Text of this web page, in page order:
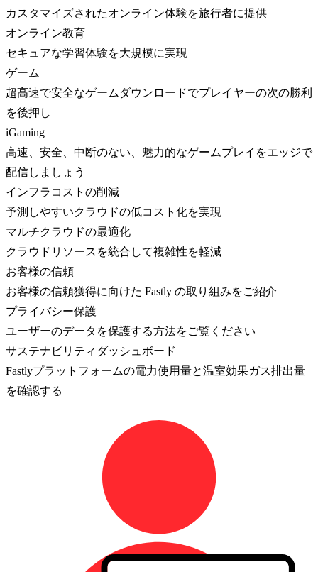
カスタマイズされたオンライン体験を旅行者に提供
オンライン教育
セキュアな学習体験を大規模に実現
ゲーム
超高速で安全なゲームダウンロードでプレイヤーの次の勝利
を後押し
iGaming
高速、安全、中断のない、魅力的なゲームプレイをエッジで
配信しましょう
インフラコストの削減
予測しやすいクラウドの低コスト化を実現
マルチクラウドの最適化
クラウドリソースを統合して複雑性を軽減
お客様の信頼
お客様の信頼獲得に向けた Fastly の取り組みをご紹介
プライバシー保護
ユーザーのデータを保護する方法をご覧ください
サステナビリティダッシュボード
Fastlyプラットフォームの電力使用量と温室効果ガス排出量
を確認する